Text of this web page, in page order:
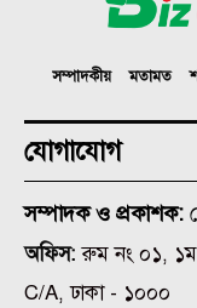
সম্পাদকীয় মতামত
যোগাযোগ
সম্পাদক ও প্রকাশক:
অফিস:রুম নং ০১,
C/A, ঢাকা - ১০০০